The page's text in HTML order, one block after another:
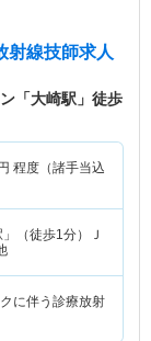
射線技師求人
「大崎駅」徒歩
程度（諸手当込
（徒歩1分）Ｊ
に伴う診療放射